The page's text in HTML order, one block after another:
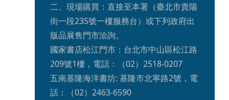
二、現場購買：直接至本署（臺北市貴陽
街一段235號一樓服務台）或下列政府出
版品展售門市洽詢。
國家書店松江門市：台北市中山區松江路
209號1樓，電話：（02）2518-0207
五南基隆海洋書坊: 基隆市北寧路2號，電
話：（02）2463-6590